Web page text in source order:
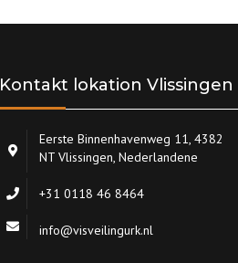
Kontakt lokation Vlissingen
Eerste Binnenhavenweg 11, 4382
NT Vlissingen, Nederlandene
+31 0118 46 8464
info@visveilingurk.nl